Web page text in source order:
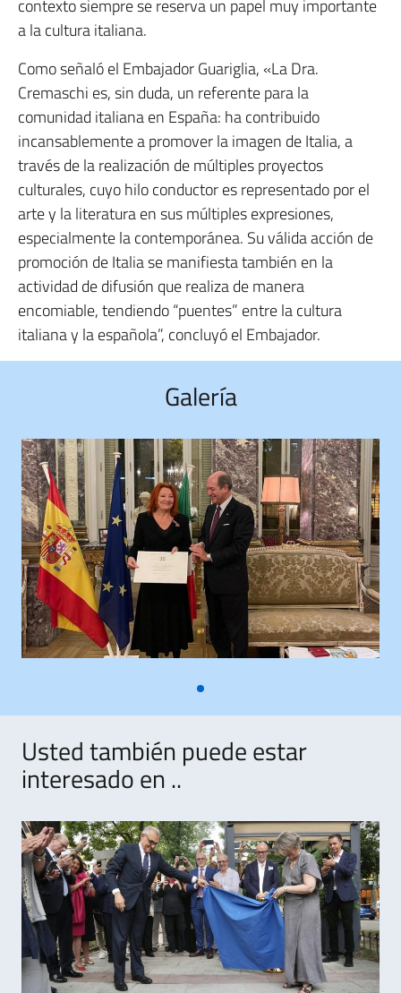
contexto siempre se reserva un papel muy importante
a la cultura italiana.
Como señaló el Embajador Guariglia, «La Dra.
Cremaschi es, sin duda, un referente para la
comunidad italiana en España: ha contribuido
incansablemente a promover la imagen de Italia, a
través de la realización de múltiples proyectos
culturales, cuyo hilo conductor es representado por el
arte y la literatura en sus múltiples expresiones,
especialmente la contemporánea. Su válida acción de
promoción de Italia se manifiesta también en la
actividad de difusión que realiza de manera
encomiable, tendiendo “puentes” entre la cultura
italiana y la española”, concluyó el Embajador.
Galería
Usted también puede estar
interesado en ..